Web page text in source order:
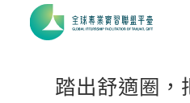
踏出舒適圈，